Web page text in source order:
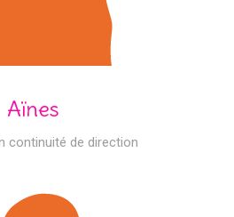
Aïnes
continuité de direction